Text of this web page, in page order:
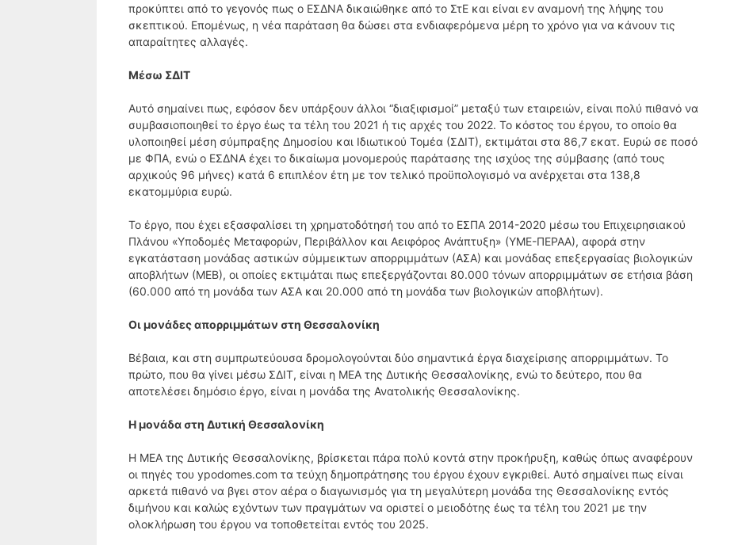
προκύπτει από το γεγονός πως ο ΕΣΔΝΑ δικαιώθηκε από το ΣτΕ και είναι εν αναμονή της λήψης του
σκεπτικού. Επομένως, η νέα παράταση θα δώσει στα ενδιαφερόμενα μέρη το χρόνο για να κάνουν τις
απαραίτητες αλλαγές.
Μέσω ΣΔΙΤ
Αυτό σημαίνει πως, εφόσον δεν υπάρξουν άλλοι “διαξιφισμοί” μεταξύ των εταιρειών, είναι πολύ πιθανό να
συμβασιοποιηθεί το έργο έως τα τέλη του 2021 ή τις αρχές του 2022. Το κόστος του έργου, το οποίο θα
υλοποιηθεί μέση σύμπραξης Δημοσίου και Ιδιωτικού Τομέα (ΣΔΙΤ), εκτιμάται στα 86,7 εκατ. Ευρώ σε ποσό
με ΦΠΑ, ενώ ο ΕΣΔΝΑ έχει το δικαίωμα μονομερούς παράτασης της ισχύος της σύμβασης (από τους
αρχικούς 96 μήνες) κατά 6 επιπλέον έτη με τον τελικό προϋπολογισμό να ανέρχεται στα 138,8
εκατομμύρια ευρώ.
Το έργο, που έχει εξασφαλίσει τη χρηματοδότησή του από το ΕΣΠΑ 2014-2020 μέσω του Επιχειρησιακού
Πλάνου «Υποδομές Μεταφορών, Περιβάλλον και Αειφόρος Ανάπτυξη» (ΥΜΕ-ΠΕΡΑΑ), αφορά στην
εγκατάσταση μονάδας αστικών σύμμεικτων απορριμμάτων (ΑΣΑ) και μονάδας επεξεργασίας βιολογικών
αποβλήτων (ΜΕΒ), οι οποίες εκτιμάται πως επεξεργάζονται 80.000 τόνων απορριμμάτων σε ετήσια βάση
(60.000 από τη μονάδα των ΑΣΑ και 20.000 από τη μονάδα των βιολογικών αποβλήτων).
Οι μονάδες απορριμμάτων στη Θεσσαλονίκη
Βέβαια, και στη συμπρωτεύουσα δρομολογούνται δύο σημαντικά έργα διαχείρισης απορριμμάτων. Το
πρώτο, που θα γίνει μέσω ΣΔΙΤ, είναι η ΜΕΑ της Δυτικής Θεσσαλονίκης, ενώ το δεύτερο, που θα
αποτελέσει δημόσιο έργο, είναι η μονάδα της Ανατολικής Θεσσαλονίκης.
Η μονάδα στη Δυτική Θεσσαλονίκη
Η ΜΕΑ της Δυτικής Θεσσαλονίκης, βρίσκεται πάρα πολύ κοντά στην προκήρυξη, καθώς όπως αναφέρουν
οι πηγές του ypodomes.com τα τεύχη δημοπράτησης του έργου έχουν εγκριθεί. Αυτό σημαίνει πως είναι
αρκετά πιθανό να βγει στον αέρα ο διαγωνισμός για τη μεγαλύτερη μονάδα της Θεσσαλονίκης εντός
διμήνου και καλώς εχόντων των πραγμάτων να οριστεί ο μειοδότης έως τα τέλη του 2021 με την
ολοκλήρωση του έργου να τοποθετείται εντός του 2025.